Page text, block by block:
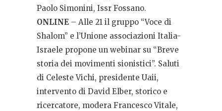
Paolo Simonini, Issr Fossano.
ONLINE – Alle 21 il gruppo “Voce di
Shalom” e l’Unione associazioni Italia-
Israele propone un webinar su “Breve
storia dei movimenti sionistici”. Saluti
di Celeste Vichi, presidente Uaii,
intervento di David Elber, storico e
ricercatore, modera Francesco Vitale,